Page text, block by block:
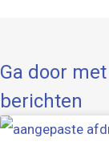
Ga door
berichten